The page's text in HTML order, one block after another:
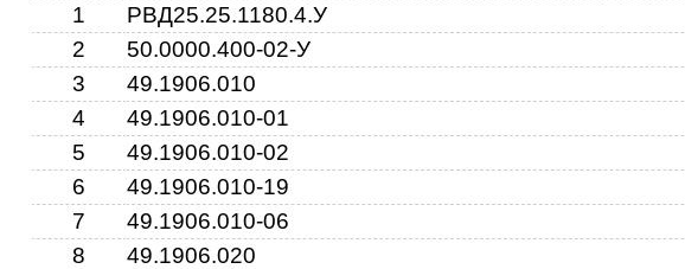
1
РВД25.25.1180.4.У
2
50.0000.400-02-У
3
49.1906.010
4
49.1906.010-01
5
49.1906.010-02
6
49.1906.010-19
7
49.1906.010-06
8
49.1906.020